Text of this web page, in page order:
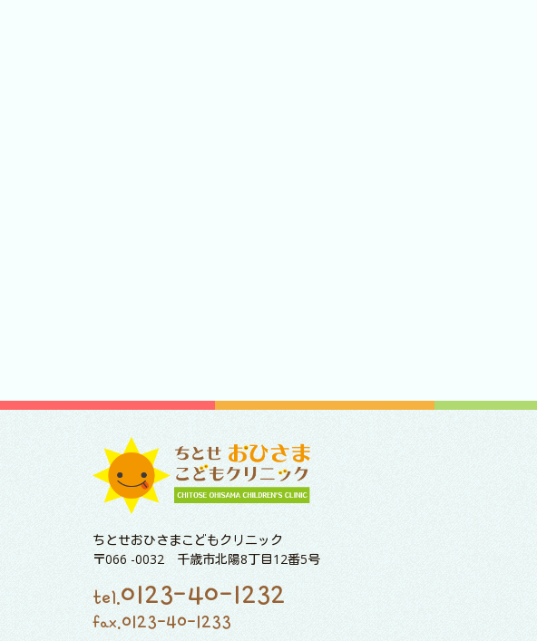
ちとせおひさまこどもクリニック
〒066 -0032 千歳市北陽8丁目12番5号
tel.0123-40-1232
fax.0123-40-1233